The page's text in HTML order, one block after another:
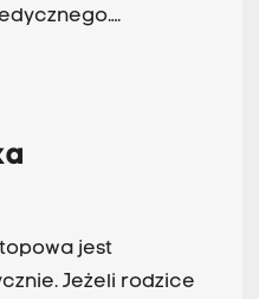
jest
Jeżeli rodzice